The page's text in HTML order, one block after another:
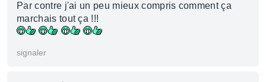
Par contre j'ai un peu mieux compris comment ça
marchais tout ça !!!
signaler